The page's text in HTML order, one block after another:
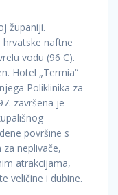
županiji.
hrvatske naftne
vodu (96 C).
Hotel „Termia“
Poliklinika za
završena je
površine s
neplivače,
atrakcijama,
veličine i dubine.